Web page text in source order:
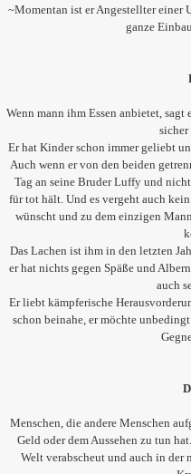
~Momentan ist er Angestellter einer
ganze
Wenn mann ihm Essen anbietet,
sicher
Er hat Kinder schon immer geliebt
Auch wenn er von den beiden
Tag an seine Bruder Luffy und
für tot hält. Und es vergeht auch
wünscht und zu dem einzigen
Das Lachen ist ihm in den letzten
er hat nichts gegen Späße und
auch
Er liebt kämpferische
schon beinahe, er möchte
Menschen, die andere Menschen
Geld oder dem Aussehen zu tun
Welt verabscheut und auch in der